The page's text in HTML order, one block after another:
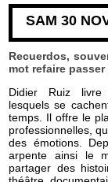
SAM 30
Recuerdos,
mot refaire passer
Didier Ruiz livre
lesquels se
temps. Il offre le
professionnelles,
des émotions.
arpente ainsi le
partager des